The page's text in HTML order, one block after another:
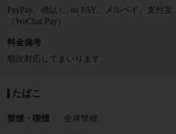
PayPay、d払い、au PAY、メルペイ、支付
（WeChat Pay）
料金備考
順次対応してまいります
たばこ
禁煙・喫煙 全席禁煙